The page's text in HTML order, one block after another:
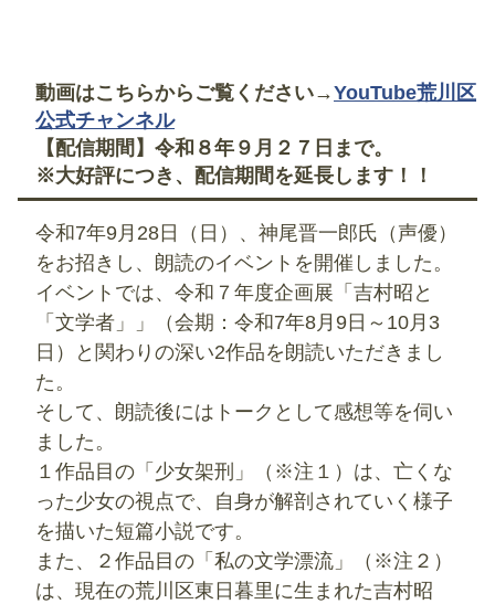
動画はこちらからご覧ください→YouTube荒川区
公式チャンネル
【配信期間】令和８年９月２７日まで。
※大好評につき、配信期間を延長します！！
令和7年9月28日（日）、神尾晋一郎氏（声優）
をお招きし、朗読のイベントを開催しました。
イベントでは、令和７年度企画展「吉村昭と
「文学者」」（会期：令和7年8月9日～10月3
日）と関わりの深い2作品を朗読いただきまし
た。
そして、朗読後にはトークとして感想等を伺い
ました。
１作品目の「少女架刑」（※注１）は、亡くな
った少女の視点で、自身が解剖されていく様子
を描いた短篇小説です。
また、２作品目の「私の文学漂流」（※注２）
は、現在の荒川区東日暮里に生まれた吉村昭